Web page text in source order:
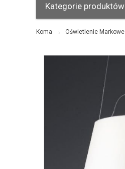
Kategorie produktów
Koma Oświetlenie Markowe